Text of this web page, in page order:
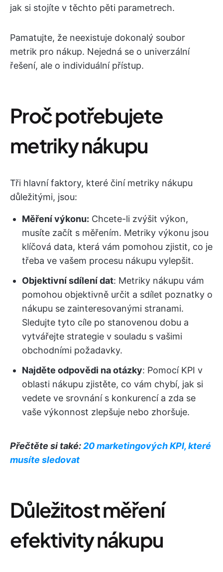
jak si stojíte v těchto pěti parametrech.
Pamatujte, že neexistuje dokonalý soubor
metrik pro nákup. Nejedná se o univerzální
řešení, ale o individuální přístup.
Proč potřebujete
metriky nákupu
Tři hlavní faktory, které činí metriky nákupu
důležitými, jsou:
Měření výkonu: Chcete-li zvýšit výkon,
musíte začít s měřením. Metriky výkonu jsou
klíčová data, která vám pomohou zjistit, co je
třeba ve vašem procesu nákupu vylepšit.
Objektivní sdílení dat: Metriky nákupu vám
pomohou objektivně určit a sdílet poznatky o
nákupu se zainteresovanými stranami.
Sledujte tyto cíle po stanovenou dobu a
vytvářejte strategie v souladu s vašimi
obchodními požadavky.
Najděte odpovědi na otázky: Pomocí KPI v
oblasti nákupu zjistěte, co vám chybí, jak si
vedete ve srovnání s konkurencí a zda se
vaše výkonnost zlepšuje nebo zhoršuje.
Přečtěte si také:20 marketingových KPI, které
musíte sledovat
Důležitost měření
efektivity nákupu